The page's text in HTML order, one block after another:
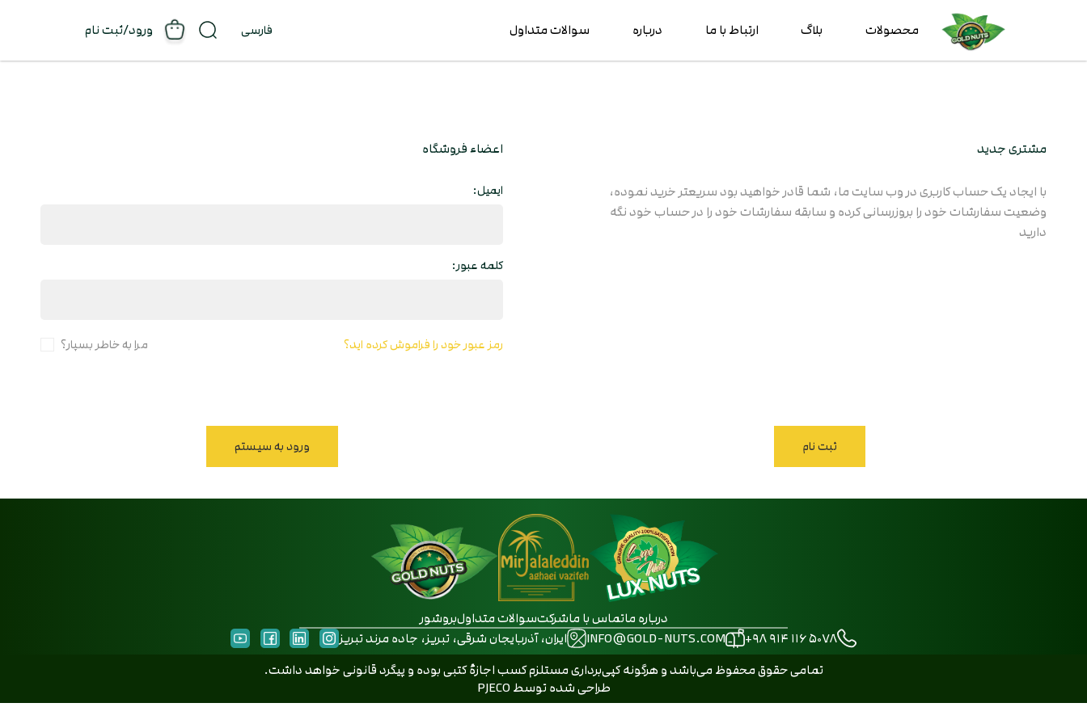
محصولات بلاگ ارتباط با ما درباره سوالات متداول ورود/ثبت نام
مشتری جدید
با ایجاد یک حساب کاربری در وب سایت ما، شما قادر خواهید بود سریعتر خرید نموده،
وضعیت سفارشات خود را بروزرسانی کرده و سابقه سفارشات خود را در حساب خود نگه
دارید
اعضاء فروشگاه
ایمیل:
کلمه عبور:
مرا به خاطر بسپار؟ رمز عبور خود را فراموش کرده اید؟
درباره ماتماس با ماشرکتسوالات متداولبروشور
+۹۸ ۹۱۴ ۱۱۶ ۵۰۷۸
INFO@GOLD-NUTS.COM
ایران، آذربایجان شرقی، تبریز، جاده مرند تبریز
تمامی حقوق محفوظ می‌باشد و هرگونه کپی‌برداری مستلزم کسب اجازۀ کتبی بوده و پیگرد قانونی خواهد داشت.
طراحی شده توسط